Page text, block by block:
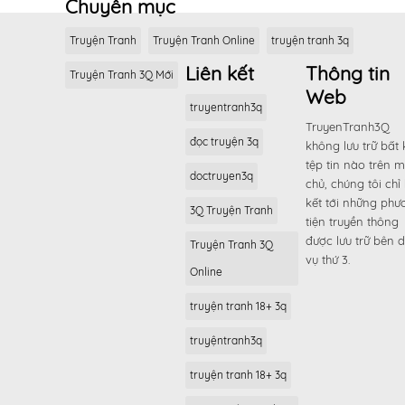
Chuyên mục
Truyện Tranh Truyện Tranh Online truyện tranh 3q
Truyện Tranh 3Q Mới Liên kết
truyentranh3q
đọc truyện 3q
doctruyen3q
3Q Truyện Tranh
Truyện Tranh 3Q
Online
truyện tranh 18+ 3q
truyệntranh3q
truyện tranh 18+ 3q
Thông tin
Web
TruyenTranh3Q
không lưu trữ bất
tệp tin nào trên
chủ, chúng tôi chỉ
kết tới những
tiện truyền thông
được lưu trữ bên
vụ thứ 3.